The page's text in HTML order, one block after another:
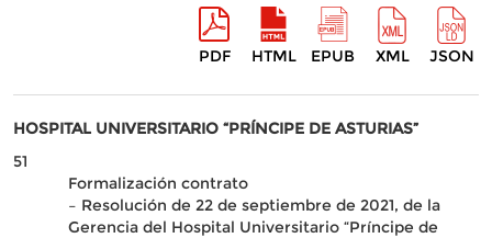
PDF HTML EPUB XML JSON
HOSPITAL UNIVERSITARIO “PRÍNCIPE DE ASTURIAS”
51
Formalización contrato
– Resolución de 22 de septiembre de 2021, de la
Gerencia del Hospital Universitario “Príncipe de